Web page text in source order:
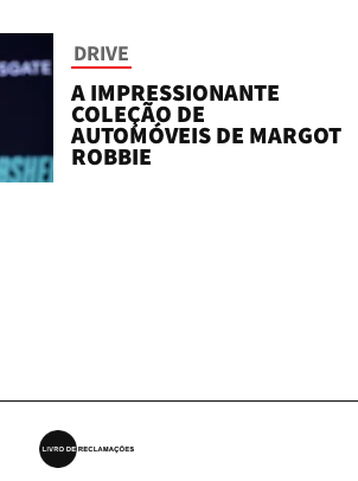
DRIVE
A IMPRESSIONANTE
COLEÇÃO DE
AUTOMÓVEIS DE MARGOT
ROBBIE